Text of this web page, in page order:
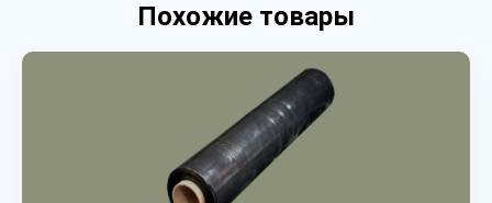
Похожие товары